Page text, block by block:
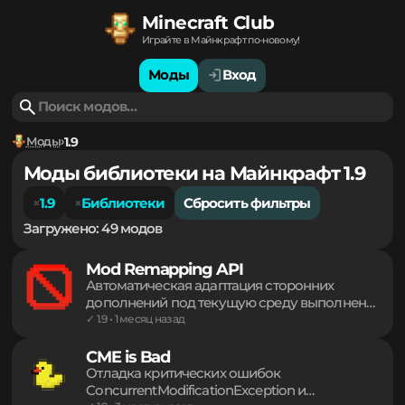
Minecraft Club
Играйте в Майнкрафт по-новому!
Моды Вход
Моды 1.9
Моды библиотеки на Майнкрафт 1.9
1.9 Библиотеки
Сбросить фильтры
Загружено: 49 модов
Mod Remapping API
Автоматическая адаптация сторонних
дополнений под текущую среду выполнения
переопределяет обфусцированные
компоненты, обеспечивая корректную
работу кода в Fabric Loader. Гибкие хуки
CME is Bad
Отладка критических ошибок